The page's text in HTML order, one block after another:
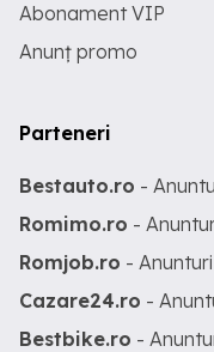
Abonament VIP
Anunț promo
Parteneri
Bestauto.ro -
Romimo.ro -
Romjob.ro -
Cazare24.ro -
Bestbike.ro -